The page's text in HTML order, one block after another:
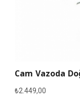
Cam Vazoda
₺2.449,00